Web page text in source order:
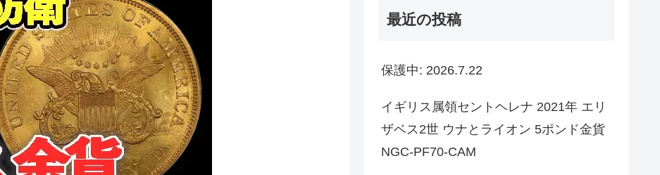
最近の投稿
保護中: 2026.7.22
イギリス属領セントヘレナ 2021年 エリ
ザベス2世 ウナとライオン 5ポンド金貨
NGC-PF70-CAM